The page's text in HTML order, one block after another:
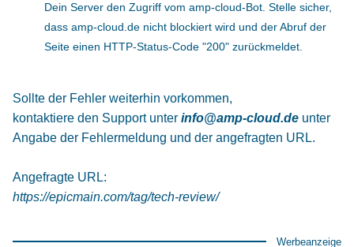
Dein Server den Zugriff vom amp-cloud-Bot. Stelle sicher,
dass amp-cloud.de nicht blockiert wird und der Abruf der
Seite einen HTTP-Status-Code "200" zurückmeldet.
Sollte der Fehler weiterhin vorkommen,
kontaktiere den Support unter info@amp-cloud.de unter
Angabe der Fehlermeldung und der angefragten URL.
Angefragte URL:
https://epicmain.com/tag/tech-review/
Werbeanzeige